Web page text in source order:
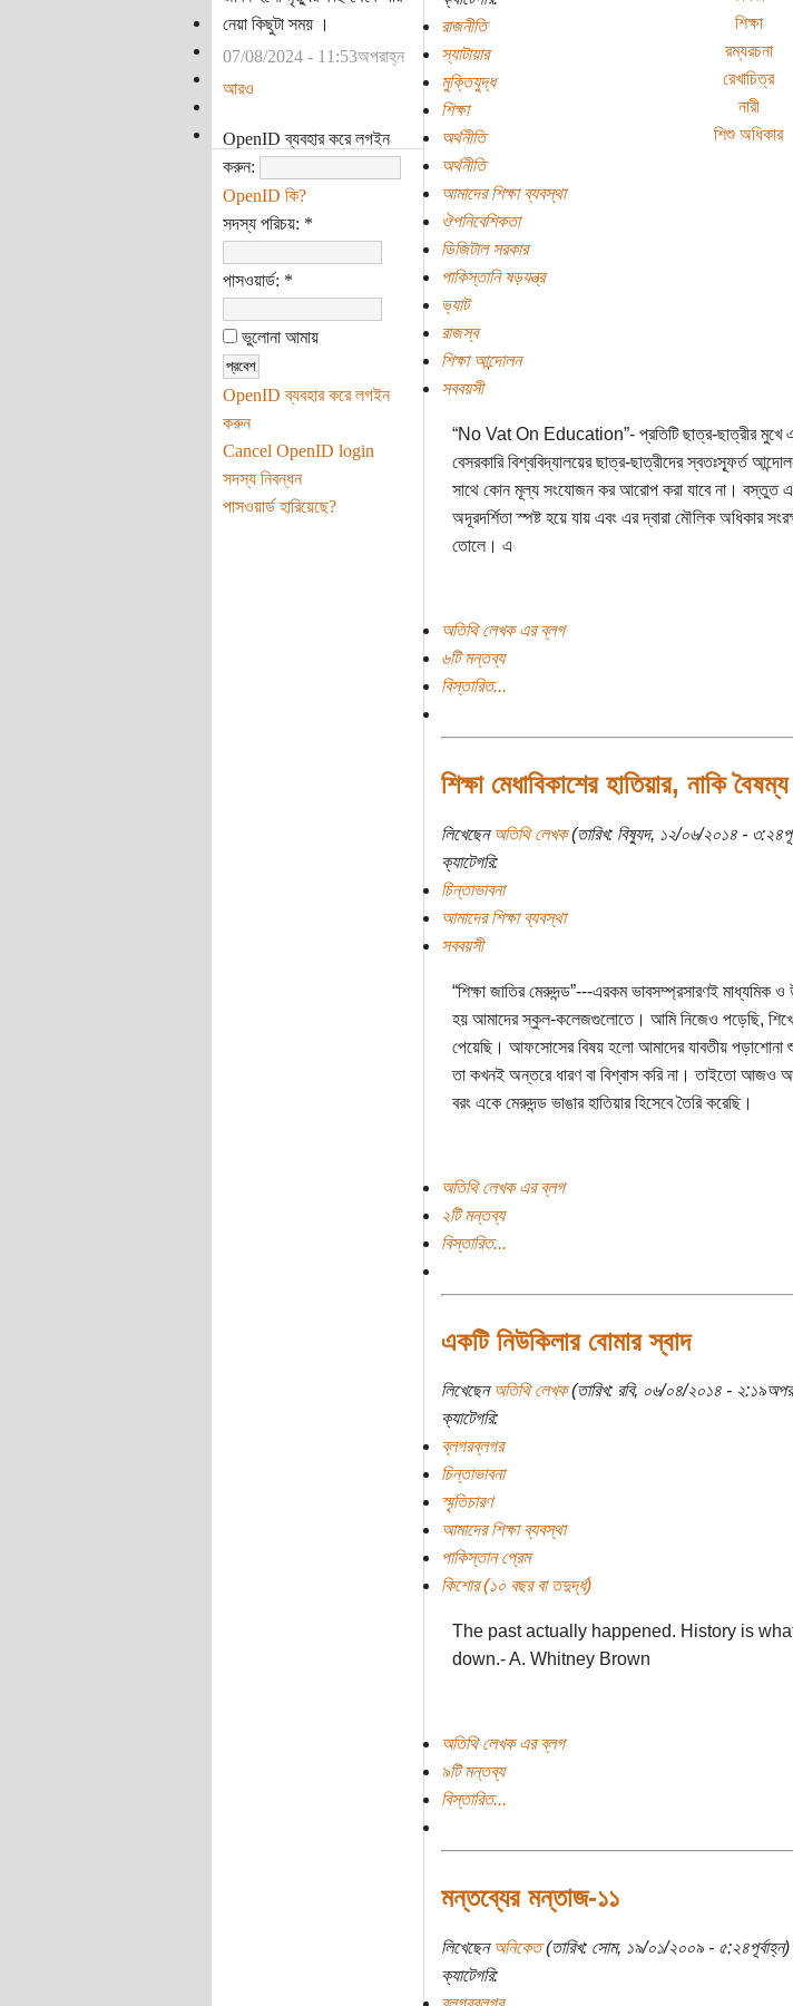
শিক্ষা
রম্যরচনা
রেখাচিত্র
নারী
শিশু অধিকার
নেয়া কিছুটা সময় ।
07/08/2024 - 11:53অপরাহ্ন
আরও
OpenID ব্যবহার করে লগইন
করুন:
OpenID কি?
সদস্য পরিচয়: *
পাসওয়ার্ড: *
ভুলোনা আমায়
OpenID ব্যবহার করে লগইন
করুন
Cancel OpenID login
সদস্য নিবন্ধন
পাসওয়ার্ড হারিয়েছে?
রাজনীতি
স্যাটায়ার
মুক্তিযুদ্ধ
শিক্ষা
অর্থনীতি
অর্থনীতি
আমাদের শিক্ষা ব্যবস্থা
ঔপনিবেশিকতা
ডিজিটাল সরকার
পাকিস্তানি ষড়যন্ত্র
ভ্যাট
রাজস্ব
শিক্ষা আন্দোলন
সববয়সী
“No Vat On Education”- প্রতিটি ছাত্র-ছাত্রীর মুখে
বেসরকারি বিশ্ববিদ্যালয়ের ছাত্র-ছাত্রীদের স্বতঃস্ফূর্ত
সাথে কোন মূল্য সংযোজন কর আরোপ করা যাবে না। বস্তুত
অদূরদর্শিতা স্পষ্ট হয়ে যায় এবং এর দ্বারা মৌলিক অধিকার
তোলে। এ
অতিথি লেখক এর ব্লগ
৬টি মন্তব্য
বিস্তারিত...
শিক্ষা মেধাবিকাশের হাতিয়ার, নাকি
লিখেছেনঅতিথি লেখক(তারিখ: বিষ্যুদ, ১২/০৬/২০১৪ -
ক্যাটেগরি:
চিন্তাভাবনা
আমাদের শিক্ষা ব্যবস্থা
সববয়সী
“শিক্ষা জাতির মেরুদন্ড”---এরকম ভাবসম্প্রসারণই মাধ্যমিক ও
হয় আমাদের স্কুল-কলেজগুলোতে। আমি নিজেও পড়েছি, শিখেছি
পেয়েছি। আফসোসের বিষয় হলো আমাদের যাবতীয় পড়াশোনা
তা কখনই অন্তরে ধারণ বা বিশ্বাস করি না। তাইতো আজও
বরং একে মেরুদন্ড ভাঙার হাতিয়ার হিসেবে তৈরি করেছি।
অতিথি লেখক এর ব্লগ
২টি মন্তব্য
বিস্তারিত...
একটি নিউকিলার বোমার স্বাদ
লিখেছেনঅতিথি লেখক(তারিখ: রবি, ০৬/০৪/২০১৪ -
ক্যাটেগরি:
ব্লগরব্লগর
চিন্তাভাবনা
স্মৃতিচারণ
আমাদের শিক্ষা ব্যবস্থা
পাকিস্তান প্রেম
কিশোর (১০ বছর বা তদুর্দ্ধ)
The past actually happened. History is
down.- A. Whitney Brown
অতিথি লেখক এর ব্লগ
৯টি মন্তব্য
বিস্তারিত...
মন্তব্যের মন্তাজ-১১
লিখেছেনঅনিকেত(তারিখ: সোম, ১৯/০১/২০০৯ - ৫:২৪পূর্বাহ্ন)
ক্যাটেগরি: